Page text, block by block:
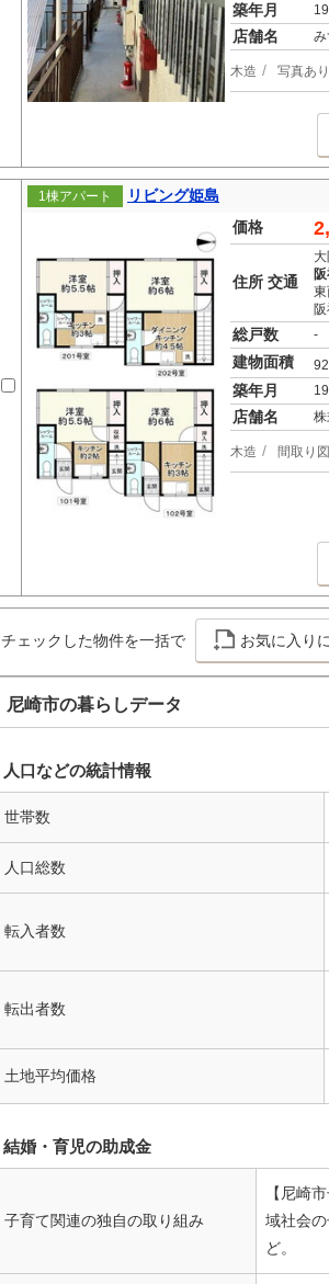
築年月
店舗名
木造 写真あり
1棟アパート
リビング姫島
価格
住所 交通
総戸数 -
建物面積
築年月
店舗名
木造 間取り
チェックした物件を一括で お気に入り
尼崎市の暮らしデータ
人口などの統計情報
世帯数
人口総数
転入者数
転出者数
土地平均価格
結婚・育児の助成金
子育て関連の独自の取り組み
【尼崎
域社会
ど。